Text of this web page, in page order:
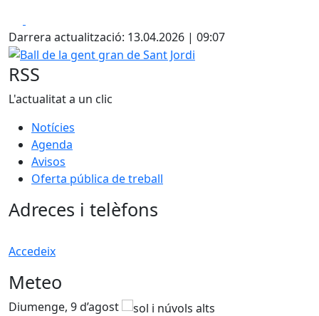
Darrera actualització: 13.04.2026 | 09:07
Ball de la gent gran de Sant Jordi
RSS
L'actualitat a un clic
Notícies
Agenda
Avisos
Oferta pública de treball
Adreces i telèfons
Accedeix
Meteo
Diumenge, 9 d’agost